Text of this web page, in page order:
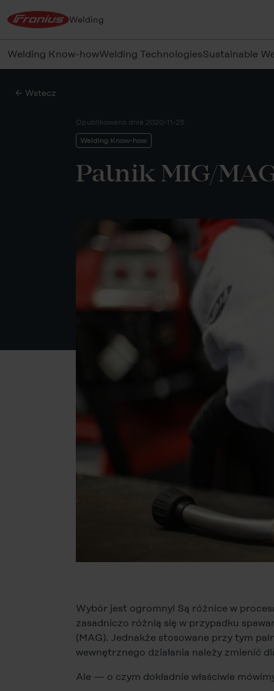
Welding
Welding Know-howWelding TechnologiesSustainable
← Wstecz
Opublikowano dnia 2020-11-25
Welding Know-how
Palnik MIG/
Wybór jest ogromny! Są różnice w
zasadniczo różnią się w przypadku
(MAG). Jednakże stosowane przy tym
wewnętrznego działania należy zmienić
Ale — o czym dokładnie właściwie